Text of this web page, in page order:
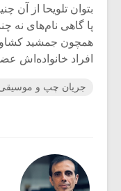
بتوان تلویحا از آن
پا گاهی نام‌های نه
همچون جمشید
افراد خانواده‌اش
جریان چپ و